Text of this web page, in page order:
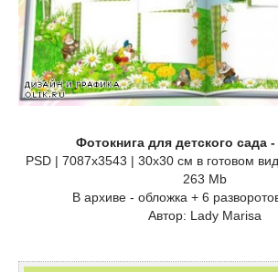
Фотокнига для детского сада
PSD | 7087х3543 | 30х30 см в готовом
263 Mb
В архиве - обложка + 6
Автор: Lady Marisa